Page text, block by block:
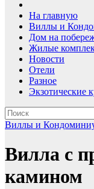
На главную
Виллы и
Дом на
Жилые
Новости
Отели
Разное
Экзотические
Виллы и
Вилла с
камином